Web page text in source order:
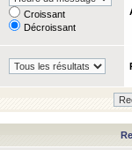
Croissant
Décroissant